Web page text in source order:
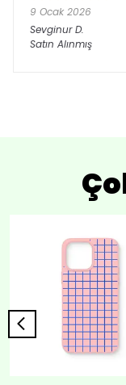
9 Ocak 2026
Sevginur D.
Satın Alınmış